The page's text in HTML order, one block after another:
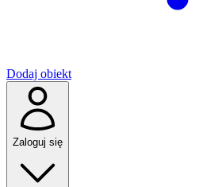
Dodaj obiekt
Zaloguj się